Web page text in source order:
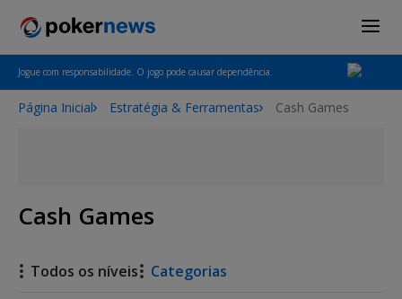
Jogue com responsabilidade. O jogo pode causar dependência.
Página Inicial Estratégia & Ferramentas Cash Games
Cash Games
Todos os níveis Categorias